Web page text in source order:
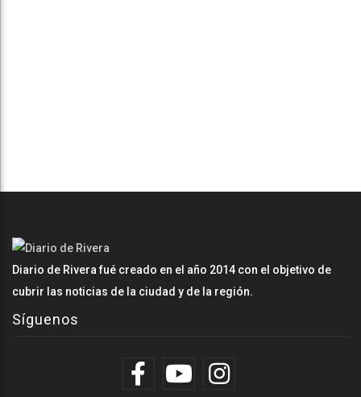
Diario de Rivera fué creado en el año 2014 con el objetivo de
cubrir las noticias de la ciudad y de la región.
Síguenos